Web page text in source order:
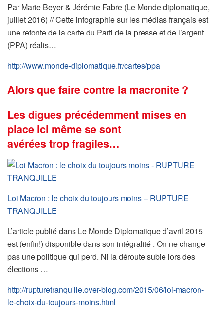
Par Marie Beyer & Jérémie Fabre (Le Monde diplomatique,
juillet 2016) // Cette infographie sur les médias français est
une refonte de la carte du Parti de la presse et de l’argent
(PPA) réalis…
http://www.monde-diplomatique.fr/cartes/ppa
Alors que faire contre la macronite ?
Les digues précédemment mises en
place ici même se sont
avérées trop fragiles…
Loi Macron : le choix du toujours moins – RUPTURE
TRANQUILLE
L’article publié dans Le Monde Diplomatique d’avril 2015
est (enfin!) disponible dans son intégralité : On ne change
pas une politique qui perd. Ni la déroute subie lors des
élections …
http://rupturetranquille.over-blog.com/2015/06/loi-macron-
le-choix-du-toujours-moins.html